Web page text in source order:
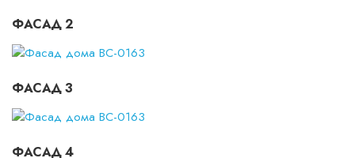
ФАСАД 2
ФАСАД 3
ФАСАД 4